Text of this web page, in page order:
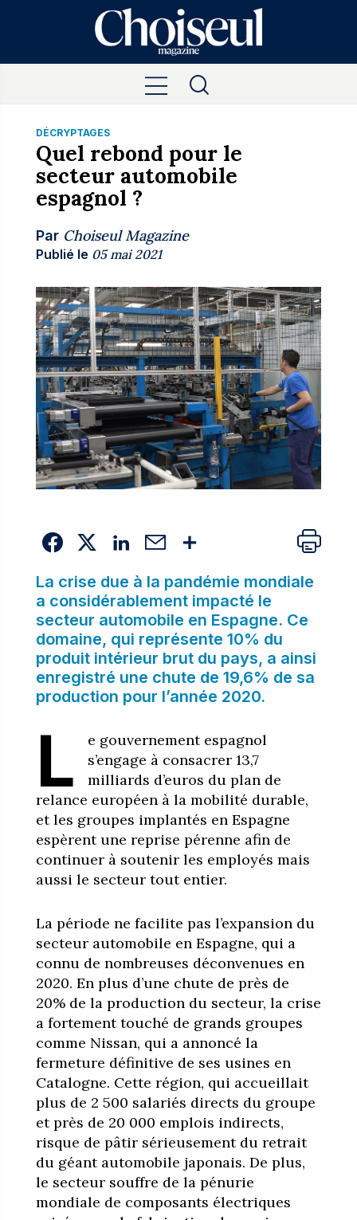
DÉCRYPTAGES
Quel rebond pour le
secteur automobile
espagnol ?
Par Choiseul Magazine
Publié le 05 mai 2021
La crise due à la pandémie mondiale
a considérablement impacté le
secteur automobile en Espagne. Ce
domaine, qui représente 10% du
produit intérieur brut du pays, a ainsi
enregistré une chute de 19,6% de sa
production pour l’année 2020.
L
e gouvernement espagnol
s’engage à consacrer 13,7
milliards d’euros du plan de
relance européen à la mobilité durable,
et les groupes implantés en Espagne
espèrent une reprise pérenne afin de
continuer à soutenir les employés mais
aussi le secteur tout entier.
La période ne facilite pas l’expansion du
secteur automobile en Espagne, qui a
connu de nombreuses déconvenues en
2020. En plus d’une chute de près de
20% de la production du secteur, la crise
a fortement touché de grands groupes
comme Nissan, qui a annoncé la
fermeture définitive de ses usines en
Catalogne. Cette région, qui accueillait
plus de 2 500 salariés directs du groupe
et près de 20 000 emplois indirects,
risque de pâtir sérieusement du retrait
du géant automobile japonais. De plus,
le secteur souffre de la pénurie
mondiale de composants électriques